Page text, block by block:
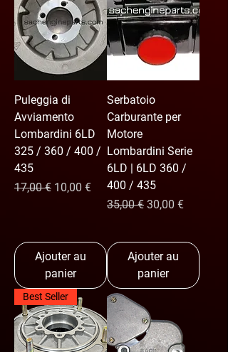
Puleggia di
Avviamento
Lombardini 6LD
325 / 360 / 400 /
435
Prix original
17,00 € Prix promotionnel
10,00 €
Ajouter au
panier
Serbatoio
Carburante per
Motore
Lombardini Serie
6LD | 6LD 360 /
400 / 435
Prix original
35,00 € Prix promotionnel
30,00 €
Ajouter au
panier
Best Seller